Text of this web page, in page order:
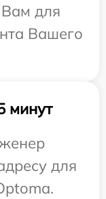
Вам для
Вашего
минут
для